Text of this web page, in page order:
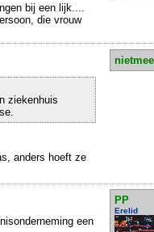
bij een lijk....
die vrouw
ziekenhuis
anders hoeft ze
PP
Erelid
een